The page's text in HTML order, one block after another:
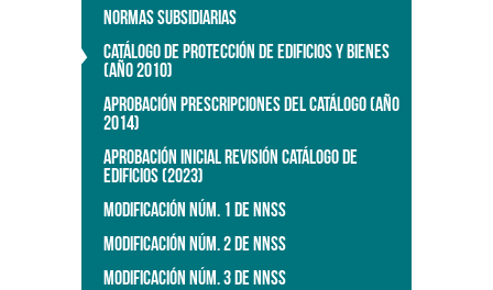
NORMAS SUBSIDIARIAS
CATÁLOGO DE PROTECCIÓN DE EDIFICIOS Y BIENES
(AÑO 2010)
APROBACIÓN PRESCRIPCIONES DEL CATÁLOGO (AÑO
2014)
APROBACIÓN INICIAL REVISIÓN CATÁLOGO DE
EDIFICIOS (2023)
MODIFICACIÓN NÚM. 1 DE NNSS
MODIFICACIÓN NÚM. 2 DE NNSS
MODIFICACIÓN NÚM. 3 DE NNSS